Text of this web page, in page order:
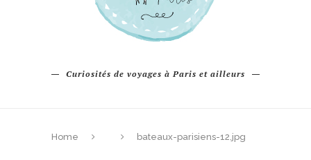
Curiosités de voyages à Paris et ailleurs
Home bateaux-parisiens-12.jpg